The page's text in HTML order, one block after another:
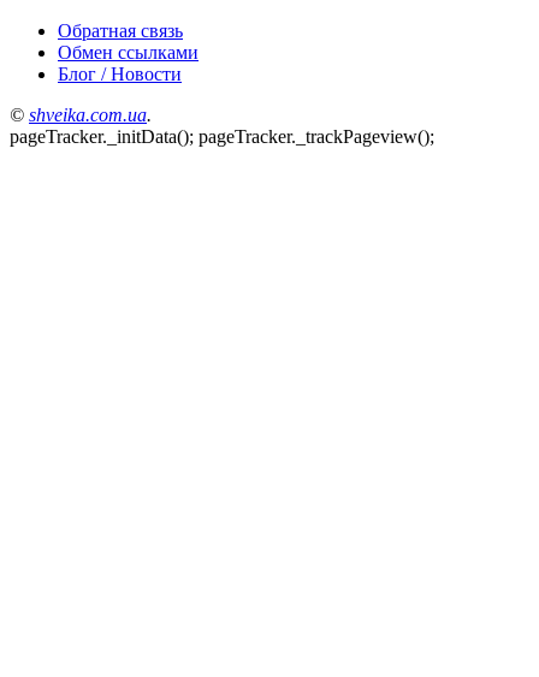
Обратная связь
Обмен ссылками
Блог / Новости
© shveika.сom.ua.
pageTracker._initData(); pageTracker._trackPageview();